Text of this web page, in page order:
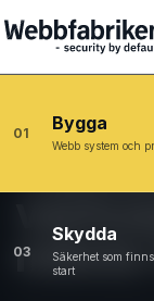
01 Bygga
Webb system och
03
Skydda
Säkerhet som
start